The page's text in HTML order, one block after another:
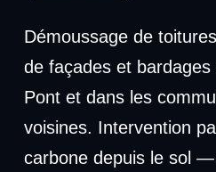
Démoussage de
de façades et bardages
Pont et dans les
voisines. Intervention
carbone depuis le sol